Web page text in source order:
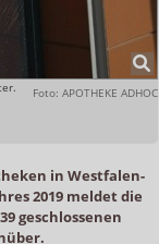
Foto: APOTHEKE ADHOC
in Westfalen-
2019 meldet die
geschlossenen